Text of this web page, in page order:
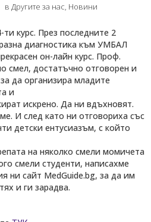
в Другите за нас, Новини
курс. През последните 2
диагностика към УМБАЛ
он-лайн курс. Проф.
смел, достатъчно отговорен и
да организира младите
и
искрено. Да ни вдъхновят.
И след като ни отговориха със
детски ентусиазъм, с който
на няколко смели момичета
смели студенти, написахме
ни сайт MedGuide.bg, за да им
и ги зарадва.